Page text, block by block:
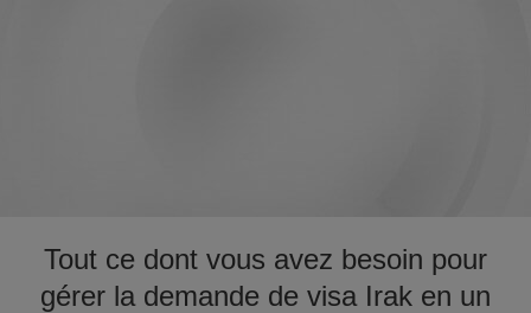
Tout ce dont vous avez besoin pour
gérer la demande de visa Irak en un